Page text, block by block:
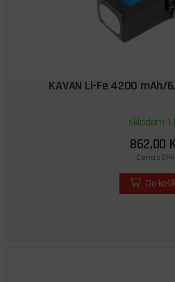
KAVAN Li-Fe 4200 mAh/
skladem 1
862,00
Cena s DPH
Do